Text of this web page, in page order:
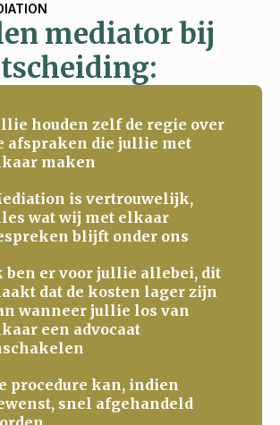
mediator bij
houden zelf de regie over
afspraken die jullie met
maken
is vertrouwelijk,
wat wij met elkaar
blijft onder ons
ben er voor jullie allebei, dit
dat de kosten lager zijn
wanneer jullie los van
een advocaat
procedure kan, indien
snel afgehandeld